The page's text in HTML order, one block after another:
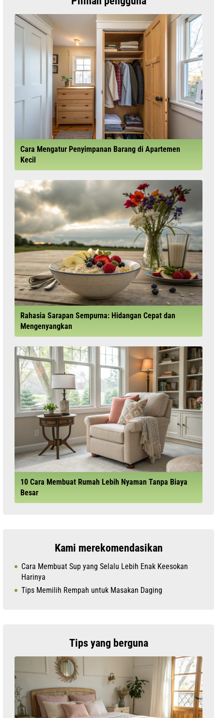
Cara Mengatur Penyimpanan Barang di Apartemen
Kecil
Rahasia Sarapan Sempurna: Hidangan Cepat dan
Mengenyangkan
10 Cara Membuat Rumah Lebih Nyaman Tanpa Biaya
Besar
Kami merekomendasikan
Cara Membuat Sup yang Selalu Lebih Enak Keesokan
Harinya
Tips Memilih Rempah untuk Masakan Daging
Tips yang berguna